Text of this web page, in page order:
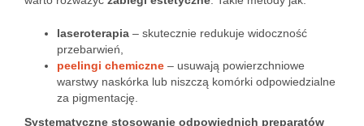
laseroterapia – skutecznie redukuje widoczność
przebarwień,
peelingi chemiczne – usuwają powierzchniowe
warstwy naskórka lub niszczą komórki odpowiedzialne
za pigmentację.
Systematyczne stosowanie odpowiednich preparatów